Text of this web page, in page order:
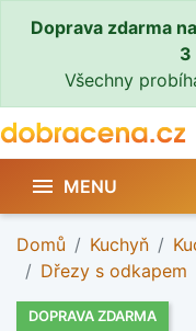
Doprava zdarma
3
Všechny
 MENU
Domů Kuchyň
Dřezy s odkapem
DOPRAVA ZDARMA